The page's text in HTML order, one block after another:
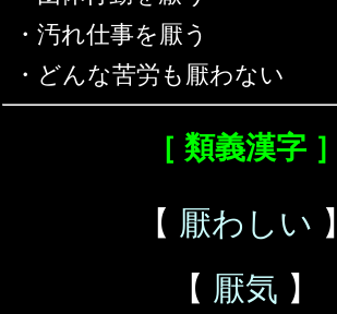
・汚れ仕事を厭う
・どんな苦労も厭わない
［ 類義漢字 ］
【 厭わしい 】
【 厭気 】